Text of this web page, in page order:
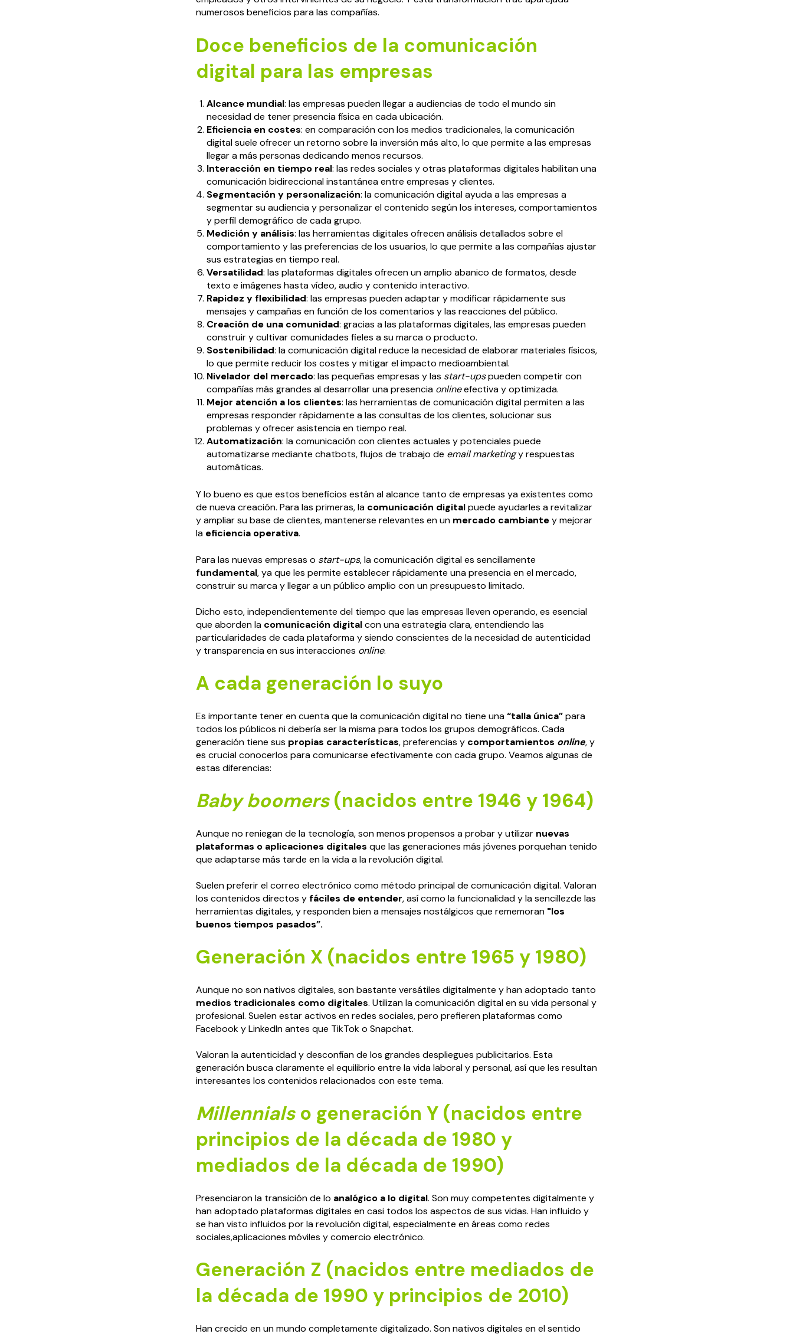
numerosos beneficios para las compañías.
Doce beneficios de la comunicación
digital para las empresas
Alcance mundial: las empresas pueden llegar a audiencias de todo el mundo sin
necesidad de tener presencia física en cada ubicación.
Eficiencia en costes: en comparación con los medios tradicionales, la comunicación
digital suele ofrecer un retorno sobre la inversión más alto, lo que permite a las empresas
llegar a más personas dedicando menos recursos.
Interacción en tiempo real: las redes sociales y otras plataformas digitales habilitan una
comunicación bidireccional instantánea entre empresas y clientes.
Segmentación y personalización: la comunicación digital ayuda a las empresas a
segmentar su audiencia y personalizar el contenido según los intereses, comportamientos
y perfil demográfico de cada grupo.
Medición y análisis: las herramientas digitales ofrecen análisis detallados sobre el
comportamiento y las preferencias de los usuarios, lo que permite a las compañías ajustar
sus estrategias en tiempo real.
Versatilidad: las plataformas digitales ofrecen un amplio abanico de formatos, desde
texto e imágenes hasta vídeo, audio y contenido interactivo.
Rapidez y flexibilidad: las empresas pueden adaptar y modificar rápidamente sus
mensajes y campañas en función de los comentarios y las reacciones del público.
Creación de una comunidad: gracias a las plataformas digitales, las empresas pueden
construir y cultivar comunidades fieles a su marca o producto.
Sostenibilidad: la comunicación digital reduce la necesidad de elaborar materiales físicos,
lo que permite reducir los costes y mitigar el impacto medioambiental.
Nivelador del mercado: las pequeñas empresas y las start-upspueden competir con
compañías más grandes al desarrollar una presencia onlineefectiva y optimizada.
Mejor atención a los clientes: las herramientas de comunicación digital permiten a las
empresas responder rápidamente a las consultas de los clientes, solucionar sus
problemas y ofrecer asistencia en tiempo real.
Automatización: la comunicación con clientes actuales y potenciales puede
automatizarse mediante chatbots, flujos de trabajo de email marketingy respuestas
automáticas.
Y lo bueno es que estos beneficios están al alcance tanto de empresas ya existentes como
de nueva creación. Para las primeras, la comunicación digitalpuede ayudarles a revitalizar
y ampliar su base de clientes, mantenerse relevantes en un mercado cambiantey mejorar
la eficiencia operativa.
Para las nuevas empresas o start-ups, la comunicación digital es sencillamente
fundamental, ya que les permite establecer rápidamente una presencia en el mercado,
construir su marca y llegar a un público amplio con un presupuesto limitado.
Dicho esto, independientemente del tiempo que las empresas lleven operando, es esencial
que aborden la comunicación digitalcon una estrategia clara, entendiendo las
particularidades de cada plataforma y siendo conscientes de la necesidad de autenticidad
y transparencia en sus interacciones online.
A cada generación lo suyo
Es importante tener en cuenta que la comunicación digital no tiene una“talla única”para
todos los públicos ni debería ser la misma para todos los grupos demográficos. Cada
generación tiene sus propias características, preferencias y comportamientos online, y
es crucial conocerlos para comunicarse efectivamente con cada grupo. Veamos algunas de
estas diferencias:
Baby boomers(nacidos entre 1946 y 1964)
Aunque no reniegan de la tecnología, son menos propensos a probar y utilizar nuevas
plataformas o aplicaciones digitales que las generaciones más jóvenes porquehan tenido
que adaptarse más tarde en la vida a la revolución digital.
Suelen preferir el correo electrónico como método principal de comunicación digital. Valoran
los contenidos directos yfáciles de entender, así como la funcionalidad y la sencillezde las
herramientas digitales, y responden bien a mensajes nostálgicos que rememoran "los
buenos tiempos pasados”.
Generación X (nacidos entre 1965 y 1980)
Aunque no son nativos digitales, son bastante versátiles digitalmente y han adoptado tanto
medios tradicionales como digitales. Utilizan la comunicación digital en su vida personal y
profesional. Suelen estar activos en redes sociales, pero prefieren plataformas como
Facebook y LinkedIn antes que TikTok o Snapchat.
Valoran la autenticidad y desconfían de los grandes despliegues publicitarios. Esta
generación busca claramente el equilibrio entre la vida laboral y personal, así que les resultan
interesantes los contenidos relacionados con este tema.
Millennialso generación Y (nacidos entre
principios de la década de 1980 y
mediados de la década de 1990)
Presenciaron la transición de lo analógico a lo digital. Son muy competentes digitalmente y
han adoptado plataformas digitales en casi todos los aspectos de sus vidas. Han influido y
se han visto influidos por la revolución digital, especialmente en áreas como redes
sociales,aplicaciones móviles y comercio electrónico.
Generación Z (nacidos entre mediados de
la década de 1990 y principios de 2010)
Han crecido en un mundo completamente digitalizado. Son nativos digitales en el sentido